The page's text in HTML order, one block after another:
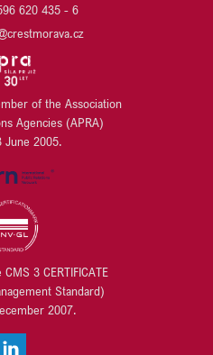
/ ZEITRAUM
SPOŘITELNA
ZAMĚSTNANOSTI
620 435 - 6
of the Association
Agencies (APRA)
June 2005.
3 CERTIFICATE
Standard)
2007.